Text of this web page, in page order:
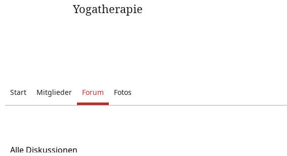
Yogatherapie
Start Mitglieder Forum Fotos
Alle Diskussionen